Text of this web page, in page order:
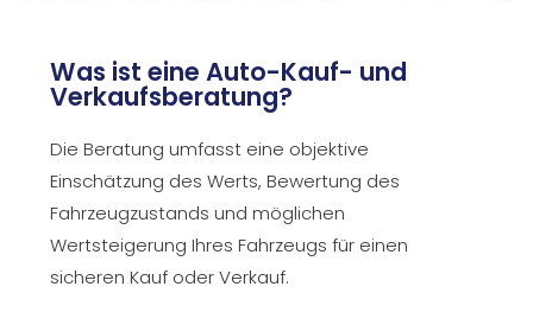
Was ist eine Auto-Kauf- und
Verkaufsberatung?
Die Beratung umfasst eine objektive
Einschätzung des Werts, Bewertung des
Fahrzeugzustands und möglichen
Wertsteigerung Ihres Fahrzeugs für einen
sicheren Kauf oder Verkauf.